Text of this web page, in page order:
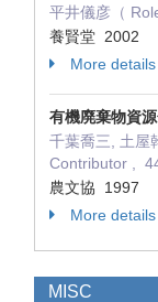
平井儀彦（
養賢堂 2002
More details
有機廃棄物資
千葉喬三, 土屋
Contributor ,
農文協 1997
More details
MISC